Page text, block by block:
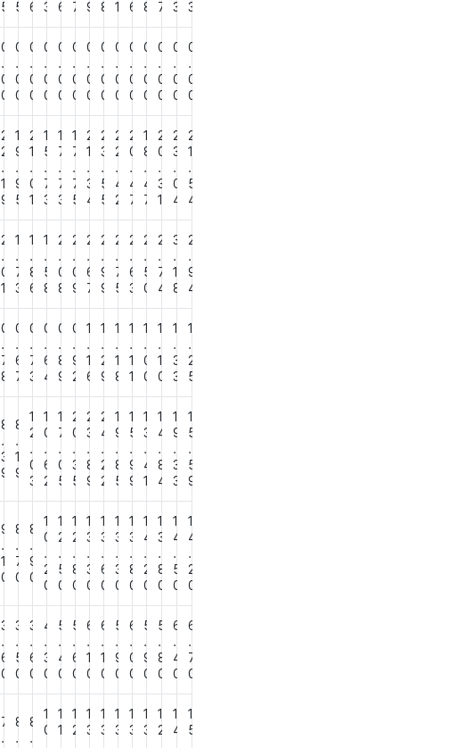
5
5
6
3
6
7
9
8
1
6
8
7
3
3
0
.
0
0
0
.
0
0
0
.
0
0
0
.
0
0
0
.
0
0
0
.
0
0
0
.
0
0
0
.
0
0
0
.
0
0
0
.
0
0
0
.
0
0
0
.
0
0
0
.
0
0
0
.
0
0
2
2
.
1
9
1
9
.
9
5
2
1
.
0
1
1
5
.
7
3
1
7
.
7
3
1
7
.
7
5
2
1
.
3
4
2
3
.
5
5
2
2
.
4
2
2
0
.
4
7
1
8
.
4
7
2
0
.
3
1
2
3
.
0
4
2
1
.
5
4
2
.
0
1
1
.
7
3
1
.
8
6
1
.
5
8
2
.
0
8
2
.
0
9
2
.
6
7
2
.
9
9
2
.
7
5
2
.
6
3
2
.
5
0
2
.
7
4
3
.
1
8
2
.
9
4
0
.
7
8
0
.
6
7
0
.
7
3
0
.
6
4
0
.
8
9
0
.
9
2
1
.
1
6
1
.
2
9
1
.
1
8
1
.
1
1
1
.
0
0
1
.
1
0
1
.
3
3
1
.
2
5
8
.
3
9
8
.
1
9
1
2
.
0
3
1
0
.
6
2
1
7
.
0
5
2
0
.
3
5
2
3
.
8
9
2
4
.
2
2
1
9
.
8
5
1
5
.
9
9
1
3
.
4
1
1
4
.
8
4
1
9
.
3
3
1
5
.
5
9
9
.
1
0
8
.
7
0
8
.
9
0
1
0
.
2
0
1
2
.
5
0
1
2
.
8
0
1
3
.
3
0
1
3
.
6
0
1
3
.
3
0
1
3
.
8
0
1
4
.
2
0
1
3
.
8
0
1
4
.
5
0
1
4
.
2
0
3
.
6
0
3
.
5
0
3
.
6
0
4
.
3
0
5
.
4
0
5
.
6
0
6
.
1
0
6
.
1
0
5
.
9
0
6
.
0
0
5
.
9
0
5
.
8
0
6
.
4
0
6
.
7
0
7
.
8
.
8
.
1
0
1
1
1
2
1
3
1
3
1
3
1
3
1
3
1
2
1
4
1
5